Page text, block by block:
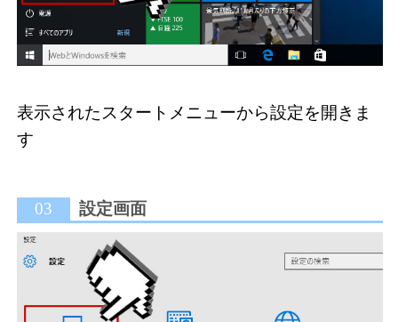
表示されたスタートメニューから設定を開きま
す
03 設定画面